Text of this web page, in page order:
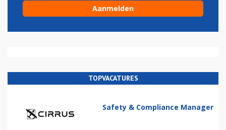
TOPVACATURES
Safety & Compliance Manager